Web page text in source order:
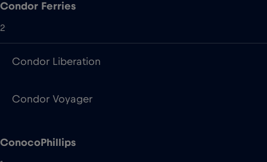
Condor Ferries
2
Condor Liberation
Condor Voyager
ConocoPhillips